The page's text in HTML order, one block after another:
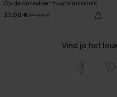
Op de dansvloer: zwarte maxi-jurk
27,00 €34,00 €
Vind je het